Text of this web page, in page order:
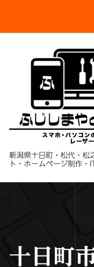
テ
新潟県十日町・松代・松
ト・ホームページ制作・
十日町